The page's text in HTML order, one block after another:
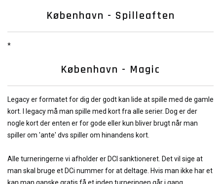
København - Spilleaften
*
København - Magic
Legacy er formatet for dig der godt kan lide at spille med de gamle
kort. I legacy må man spille med kort fra alle serier. Dog er der
nogle kort der enten er for gode eller kun bliver brugt når man
spiller om 'ante' dvs spiller om hinandens kort.
Alle turneringerne vi afholder er DCI sanktioneret. Det vil sige at
man skal bruge et DCi nummer for at deltage. Hvis man ikke har et